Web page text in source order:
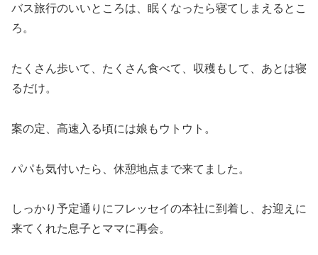
バス旅行のいいところは、眠くなったら寝てしまえるとこ
ろ。
たくさん歩いて、たくさん食べて、収穫もして、あとは寝
るだけ。
案の定、高速入る頃には娘もウトウト。
パパも気付いたら、休憩地点まで来てました。
しっかり予定通りにフレッセイの本社に到着し、お迎えに
来てくれた息子とママに再会。